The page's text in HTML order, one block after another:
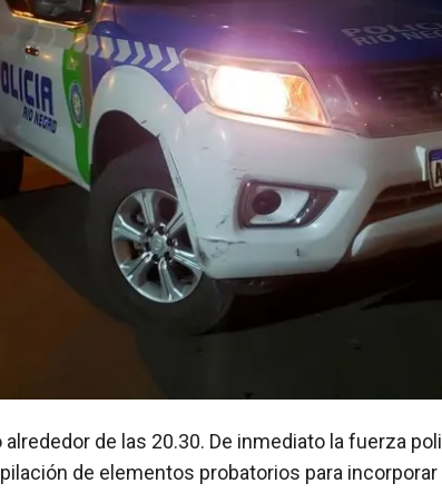
de elementos probatorios para incorporar